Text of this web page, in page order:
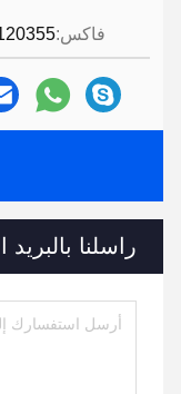
فاكس:
راسلنا بالبريد